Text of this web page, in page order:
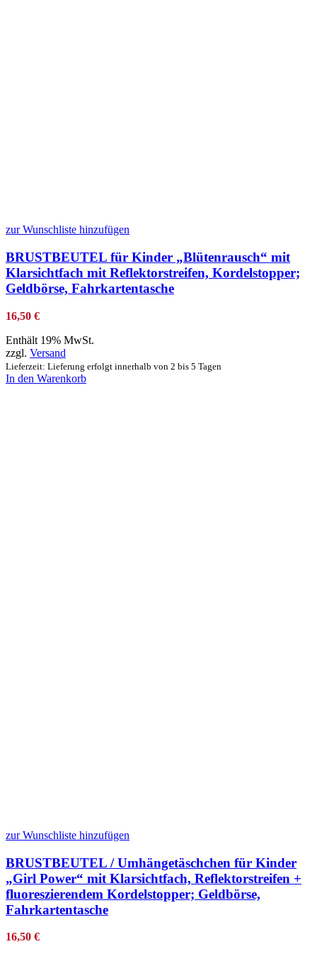
zur Wunschliste hinzufügen
BRUSTBEUTEL für Kinder „Blütenrausch“ mit
Klarsichtfach mit Reflektorstreifen, Kordelstopper;
Geldbörse, Fahrkartentasche
16,50 €
Enthält 19% MwSt.
zzgl. Versand
Lieferzeit: Lieferung erfolgt innerhalb von 2 bis 5 Tagen
In den Warenkorb
zur Wunschliste hinzufügen
BRUSTBEUTEL / Umhängetäschchen für Kinder
„Girl Power“ mit Klarsichtfach, Reflektorstreifen +
fluoreszierendem Kordelstopper; Geldbörse,
Fahrkartentasche
16,50 €